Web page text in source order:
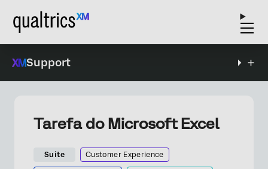
Support
Tarefa do Microsoft Excel
Suite Customer Experience